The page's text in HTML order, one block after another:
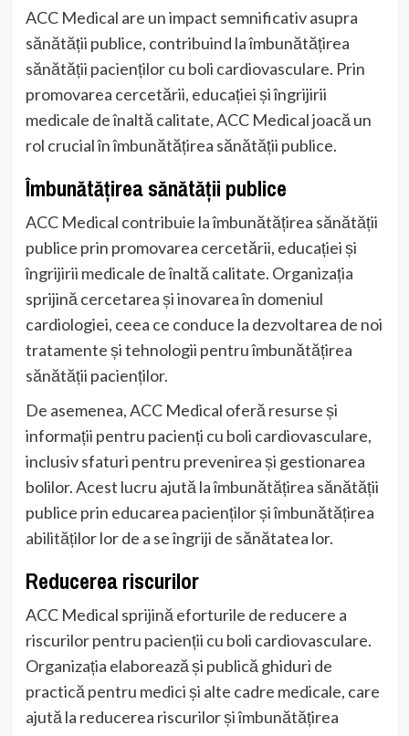
ACC Medical are un impact semnificativ asupra
sănătății publice, contribuind la îmbunătățirea
sănătății pacienților cu boli cardiovasculare. Prin
promovarea cercetării, educației și îngrijirii
medicale de înaltă calitate, ACC Medical joacă un
rol crucial în îmbunătățirea sănătății publice.
Îmbunătățirea sănătății publice
ACC Medical contribuie la îmbunătățirea sănătății
publice prin promovarea cercetării, educației și
îngrijirii medicale de înaltă calitate. Organizația
sprijină cercetarea și inovarea în domeniul
cardiologiei, ceea ce conduce la dezvoltarea de noi
tratamente și tehnologii pentru îmbunătățirea
sănătății pacienților.
De asemenea, ACC Medical oferă resurse și
informații pentru pacienți cu boli cardiovasculare,
inclusiv sfaturi pentru prevenirea și gestionarea
bolilor. Acest lucru ajută la îmbunătățirea sănătății
publice prin educarea pacienților și îmbunătățirea
abilităților lor de a se îngriji de sănătatea lor.
Reducerea riscurilor
ACC Medical sprijină eforturile de reducere a
riscurilor pentru pacienții cu boli cardiovasculare.
Organizația elaborează și publică ghiduri de
practică pentru medici și alte cadre medicale, care
ajută la reducerea riscurilor și îmbunătățirea